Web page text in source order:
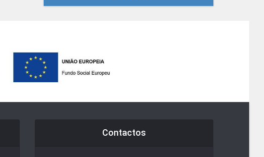
Contactos